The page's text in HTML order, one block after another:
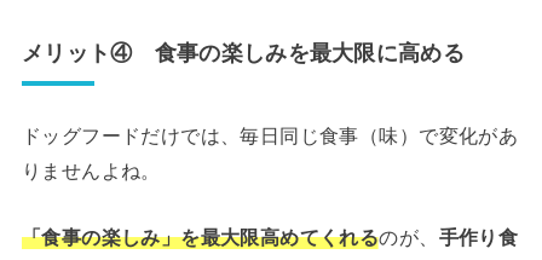
メリット④ 食事の楽しみを最大限に高める
ドッグフードだけでは、毎日同じ食事（味）で変化があ
りませんよね。
「食事の楽しみ」を最大限高めてくれるのが、 手作り食